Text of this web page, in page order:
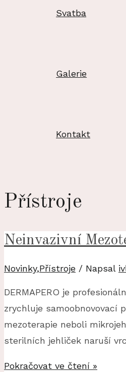
Svatba
Galerie
Kontakt
Přístroje
Neinvazivní
Novinky,Přístroje / Napsal
DERMAPERO je
zrychluje samoobnovovací
mezoterapie neboli
sterilních jehliček naruší
Neinvazivní
Pokračovat ve čtení »